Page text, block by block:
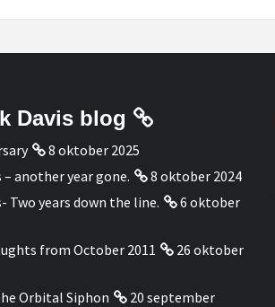
Davis blog
8 oktober 2025
– another year gone.
8 oktober 2024
Two years down the line.
6 oktober
from October 2011
26 oktober
Orbital Siphon
20 september